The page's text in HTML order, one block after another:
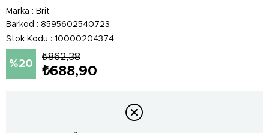
Marka : Brit
Barkod : 8595602540723
Stok Kodu
10000204374
20
₺862,38
₺688,90